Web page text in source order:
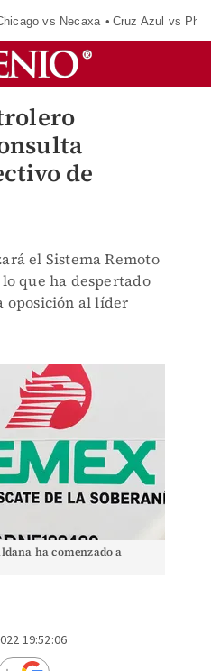
vs Necaxa Cruz Azul vs
de
el Sistema Remoto
que ha despertado
oposición al líder
ha comenzado a
19:52:06